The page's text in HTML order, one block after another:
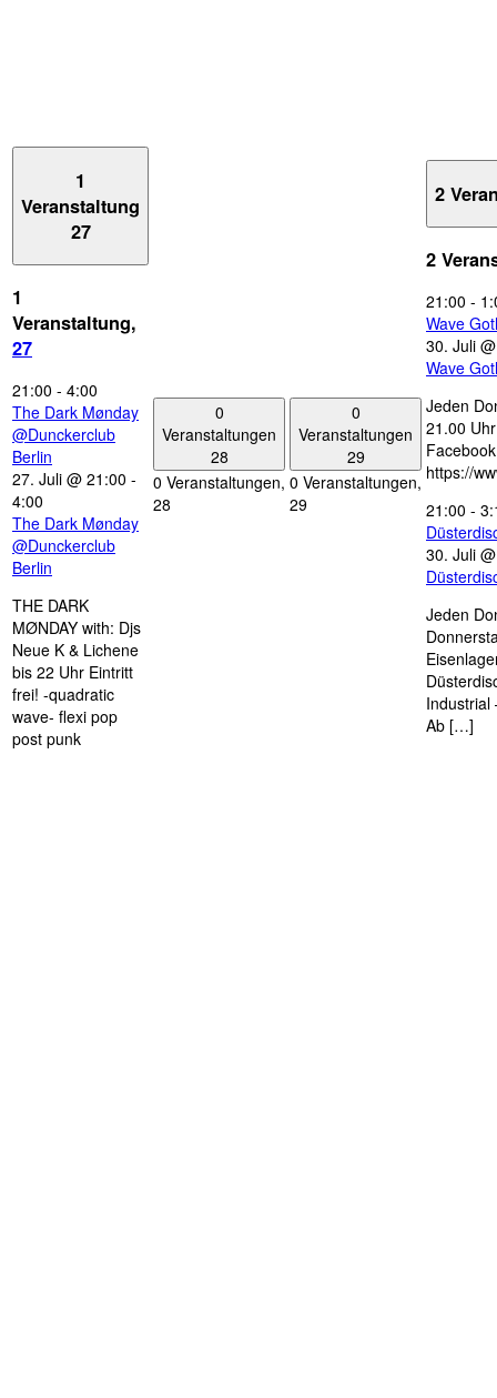
1
Veranstaltung
27
1
Veranstaltung,
27
21:00 - 4:00
The Dark Mønday
@Dunckerclub
Berlin
27. Juli @ 21:00 -
4:00
The Dark Mønday
@Dunckerclub
Berlin
THE DARK
MØNDAY with: Djs
Neue K & Lichene
bis 22 Uhr Eintritt
frei! -quadratic
wave- flexi pop
post punk
0
Veranstaltungen
28
0 Veranstaltungen,
28
0
Veranstaltungen
29
0 Veranstaltungen,
29
2
2
21:00 -
Wave
30. Juli
Wave
Jeden
21.00
https://
21:00 -
30. Juli
Jeden
Industrial
Ab […]